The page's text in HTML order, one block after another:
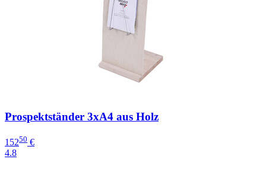
Prospektständer 3xA4 aus Holz
15250 €
4.8